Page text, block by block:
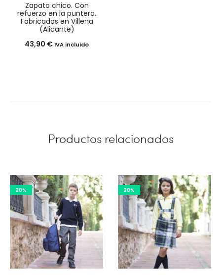
Zapato chico. Con
refuerzo en la puntera.
Fabricados en Villena
(Alicante)
43,90 € IVA incluido
Productos relacionados
20% 20%